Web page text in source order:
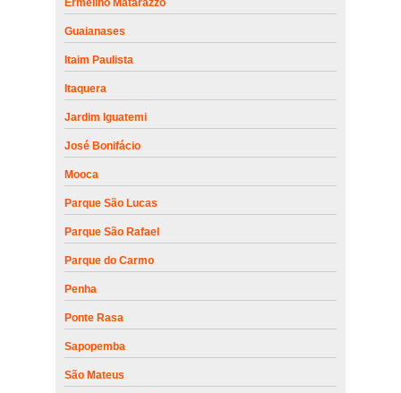
Guaianases
Itaim Paulista
Itaquera
Jardim Iguatemi
José Bonifácio
Mooca
Parque São Lucas
Parque São Rafael
Parque do Carmo
Penha
Ponte Rasa
Sapopemba
São Mateus